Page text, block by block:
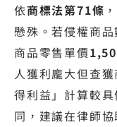
依商標法第71條
懸殊。若侵權商
商品零售單價
人獲利龐大但查
得利益」計算較
同，建議在律師